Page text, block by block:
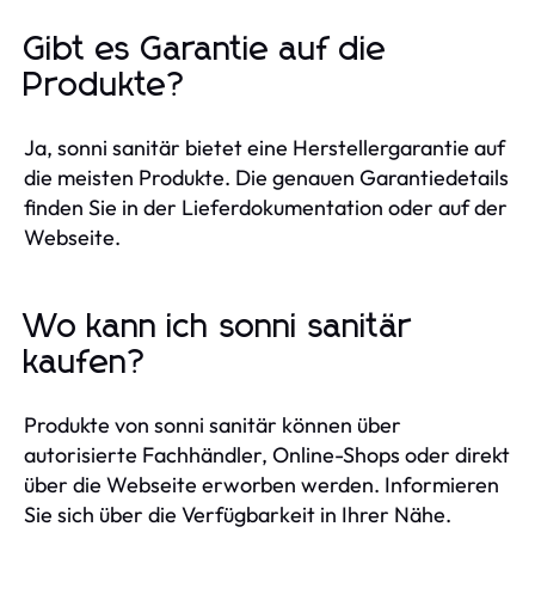
Gibt es Garantie auf die
Produkte?
Ja, sonni sanitär bietet eine Herstellergarantie auf
die meisten Produkte. Die genauen Garantiedetails
finden Sie in der Lieferdokumentation oder auf der
Webseite.
Wo kann ich sonni sanitär
kaufen?
Produkte von sonni sanitär können über
autorisierte Fachhändler, Online-Shops oder direkt
über die Webseite erworben werden. Informieren
Sie sich über die Verfügbarkeit in Ihrer Nähe.